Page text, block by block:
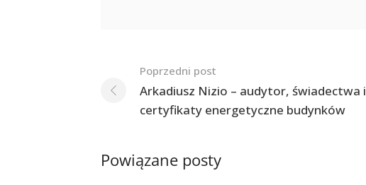
Nawigacja
po
postach
Poprzedni post
Arkadiusz Nizio – audytor, świadectwa i
certyfikaty energetyczne budynków
Powiązane posty